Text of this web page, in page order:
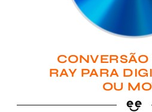
RAY PARA
OU